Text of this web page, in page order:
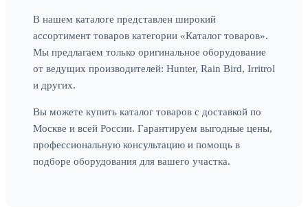
В нашем каталоге представлен широкий
ассортимент товаров категории «Каталог товаров».
Мы предлагаем только оригинальное оборудование
от ведущих производителей: Hunter, Rain Bird, Irritrol
и других.
Вы можете купить каталог товаров с доставкой по
Москве и всей России. Гарантируем выгодные цены,
профессиональную консультацию и помощь в
подборе оборудования для вашего участка.